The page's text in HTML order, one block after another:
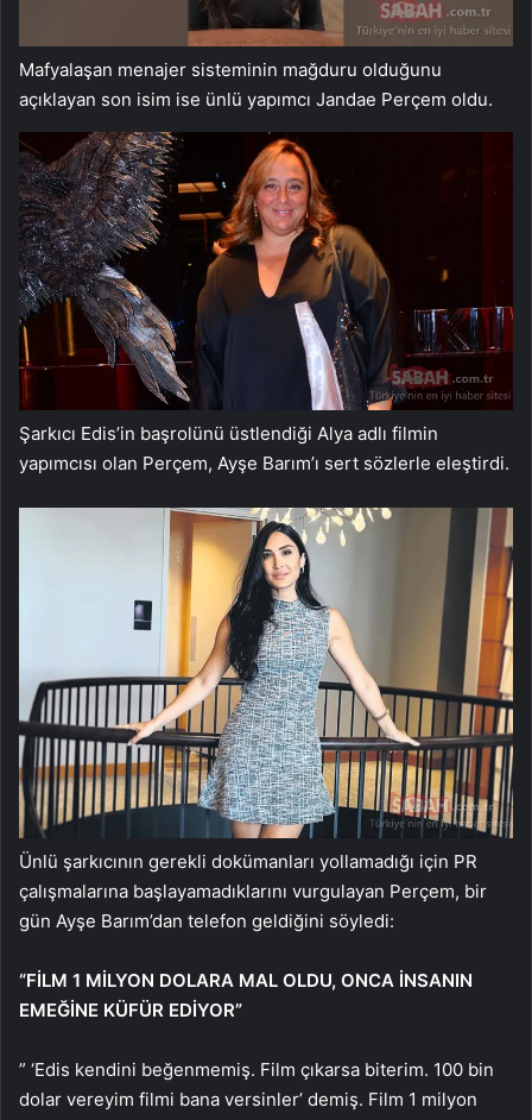
Mafyalaşan menajer sisteminin mağduru olduğunu
açıklayan son isim ise ünlü yapımcı Jandae Perçem oldu.
Şarkıcı Edis’in başrolünü üstlendiği Alya adlı filmin
yapımcısı olan Perçem, Ayşe Barım’ı sert sözlerle eleştirdi.
Ünlü şarkıcının gerekli dokümanları yollamadığı için PR
çalışmalarına başlayamadıklarını vurgulayan Perçem, bir
gün Ayşe Barım’dan telefon geldiğini söyledi:
“FİLM 1 MİLYON DOLARA MAL OLDU, ONCA İNSANIN
EMEĞİNE KÜFÜR EDİYOR”
” ‘Edis kendini beğenmemiş. Film çıkarsa biterim. 100 bin
dolar vereyim filmi bana versinler’ demiş. Film 1 milyon